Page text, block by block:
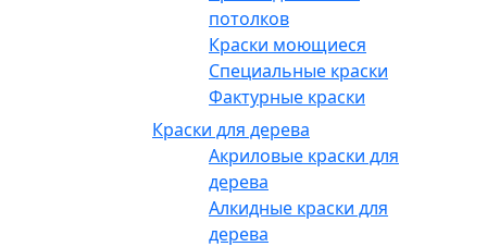
потолков
Краски моющиеся
Специальные краски
Фактурные краски
Краски для дерева
Акриловые краски для
дерева
Алкидные краски для
дерева